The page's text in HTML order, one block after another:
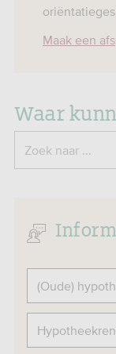
Maak een
Waar
Zoek naar ...
(Oude)